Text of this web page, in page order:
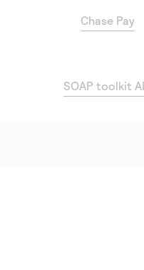
Chase Pay
SOAP toolkit